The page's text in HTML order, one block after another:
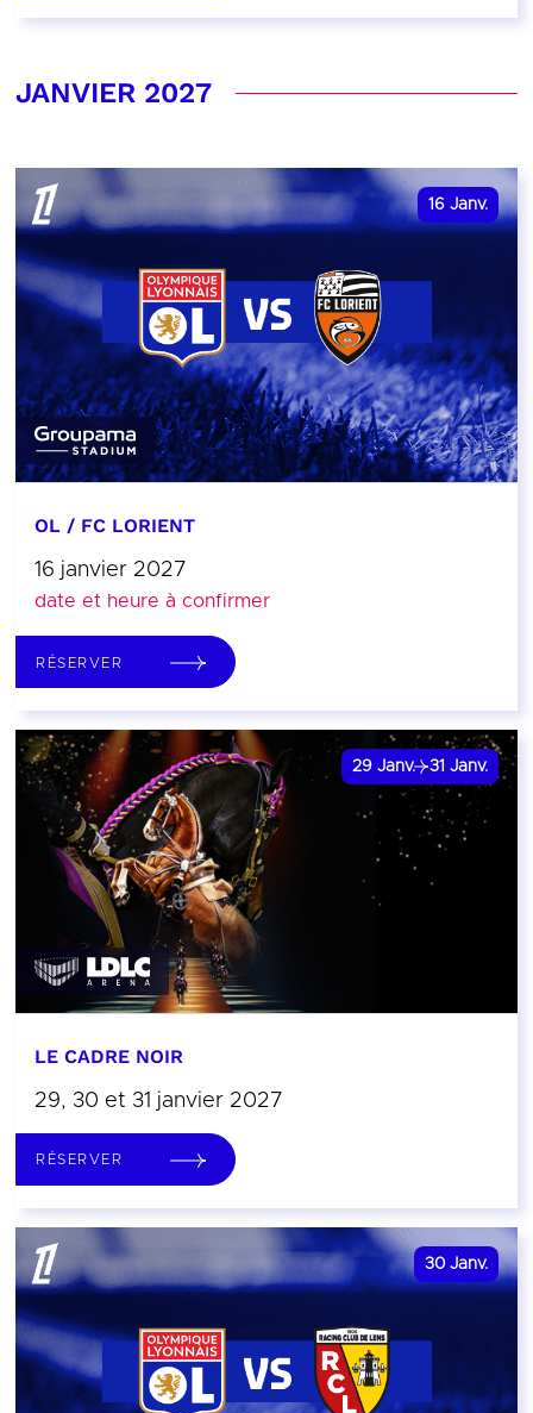
JANVIER 2027
16 Janv.
OL / FC LORIENT
16 janvier 2027
date et heure à confirmer
RÉSERVER
29 Janv. 31 Janv.
LE CADRE NOIR
29, 30 et 31 janvier 2027
RÉSERVER
30 Janv.